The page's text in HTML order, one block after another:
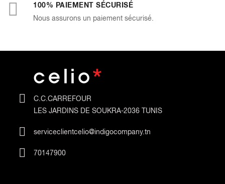
100% PAIEMENT SÉCURISÉ
Nous assurons un paiement sécurisé.
C.C.CARREFOUR
LES JARDINS DE SOUKRA-2036 TUNIS
serviceclientcelio@indigocompany.tn
70147900